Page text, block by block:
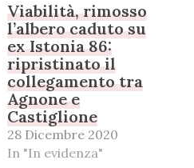
Viabilità, rimosso
l’albero caduto su
ex Istonia 86:
ripristinato il
collegamento tra
Agnone e
Castiglione
28 Dicembre 2020
In "In evidenza"